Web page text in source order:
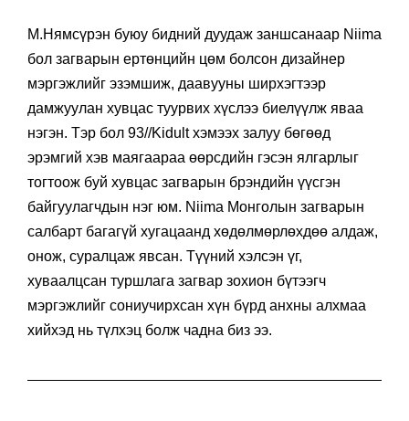
М.Нямсүрэн буюу бидний дуудаж заншсанаар Niima
бол загварын ертөнцийн цөм болсон дизайнер
мэргэжлийг эзэмшиж, даавууны ширхэгтээр
дамжуулан хувцас туурвих хүслээ биелүүлж яваа
нэгэн. Тэр бол 93//Kidult хэмээх залуу бөгөөд
эрэмгий хэв маягаараа өөрсдийн гэсэн ялгарлыг
тогтоож буй хувцас загварын брэндийн үүсгэн
байгуулагчдын нэг юм. Niima Монголын загварын
салбарт багагүй хугацаанд хөдөлмөрлөхдөө алдаж,
онож, суралцаж явсан. Түүний хэлсэн үг,
хуваалцсан туршлага загвар зохион бүтээгч
мэргэжлийг сониучирхсан хүн бүрд анхны алхмаа
хийхэд нь түлхэц болж чадна биз ээ.